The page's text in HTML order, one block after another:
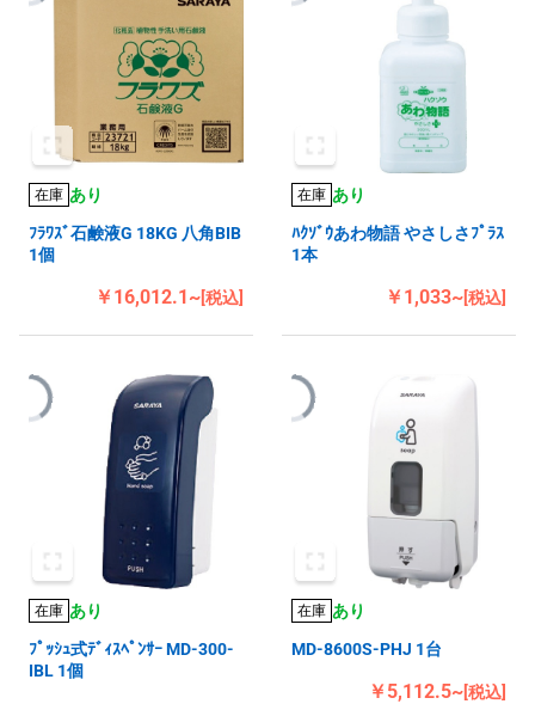
在庫 あり
ﾌﾗﾜｽﾞ石鹸液G 18KG 八角BIB
1個
￥16,012.1~[税込]
在庫 あり
ﾊｸｿﾞｳあわ物語 やさしさﾌﾟﾗｽ
1本
￥1,033~[税込]
在庫 あり
ﾌﾟｯｼｭ式ﾃﾞｨｽﾍﾟﾝｻｰ MD-300-
IBL 1個
在庫 あり
MD-8600S-PHJ 1台
￥5,112.5~[税込]